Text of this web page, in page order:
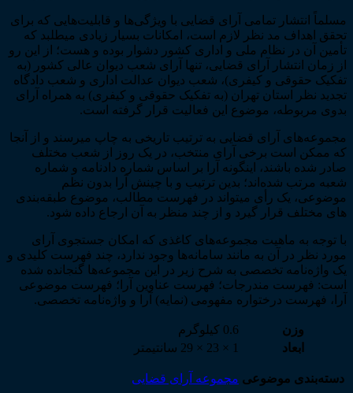
مسلماً انتشار تمامی آرای قضایی با ویژگی­‌ها و قابلیت‌­هایی که برای
تحقق اهداف مد نظر لازم است، امکانات بسیار زیادی می­طلبد که
تأمین آن در نظام ملی و اداری کشور دشوار بوده و هست؛ از این رو
از زمان انتشار آرای قضایی، تنها آرای شعب دیوان عالی کشور (به
تفکیک حقوقی و کیفری)، شعب دیوان عدالت اداری و شعب دادگاه
تجدید نظر استان تهران (به تفکیک حقوقی و کیفری) به همراه آرای
بدوی مربوطه، موضوع این فعالیت قرار گرفته است.
مجموعه­‌های آرای قضایی به ترتیب تاریخی به چاپ می­رسند و از آن­جا
که ممکن است برخی آرای منتخب، در یک روز از شعب مختلف
صادر شده باشند، این­گونه آرا بر اساس شماره دادنامه و شماره
شعبه مرتب شده‌­اند؛ بدین ترتیب و با چینش آرا بدون نظم
موضوعی، یک رأی می­تواند در فهرست مطالب، موضوع طبقه­‌بندی­‌
های مختلف قرار گیرد و از چند منظر به آن ارجاع داده شود.
با توجه به ماهیت مجموعه­‌های کاغذی که امکان جستجوی آرای
مورد نظر در آن به مانند سامانه­‌ها وجود ندارد، چند فهرست کلیدی و
یک واژه‌­نامه تخصصی به شرح زیر در این مجموعه‌­ها گنجانده شده
است: فهرست مندرجات؛ فهرست عناوین آرا؛ فهرست موضوعی
آرا، فهرست درختواره مفهومی (نمایه) آرا و واژه‌­نامه تخصصی.
وزن
0.6 کیلوگرم
ابعاد
1 × 23 × 29 سانتیمتر
دسته‌بندی موضوعی مجموعه آرای قضایی